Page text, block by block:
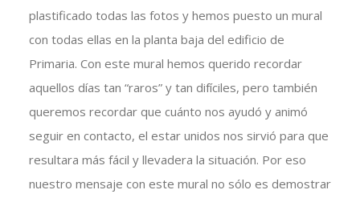
plastificado todas las fotos y hemos puesto un mural
con todas ellas en la planta baja del edificio de
Primaria. Con este mural hemos querido recordar
aquellos días tan “raros” y tan difíciles, pero también
queremos recordar que cuánto nos ayudó y animó
seguir en contacto, el estar unidos nos sirvió para que
resultara más fácil y llevadera la situación. Por eso
nuestro mensaje con este mural no sólo es demostrar